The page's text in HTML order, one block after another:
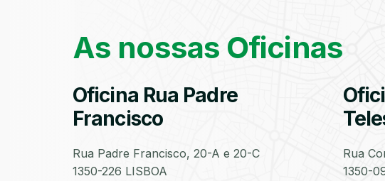
As nossas Oficinas
Oficina Rua Padre
Francisco
Rua Padre Francisco, 20-A e 20-C
1350-226 LISBOA
Rua
1350-
TPMS